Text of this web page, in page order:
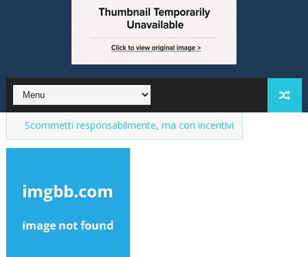
responsabilmente, ma con incentivi Market del